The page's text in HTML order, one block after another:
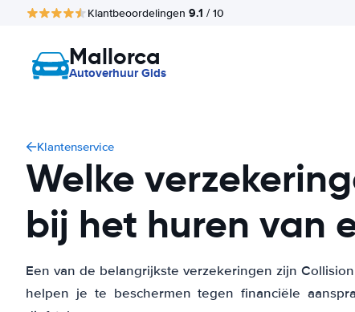
Klantbeoordelingen 9.1 / 10
Mallorca
Autoverhuur Gids
Klantenservice
Welke
bij het huren van
Een van de belangrijkste verzekeringen zijn
helpen je te beschermen tegen financiële